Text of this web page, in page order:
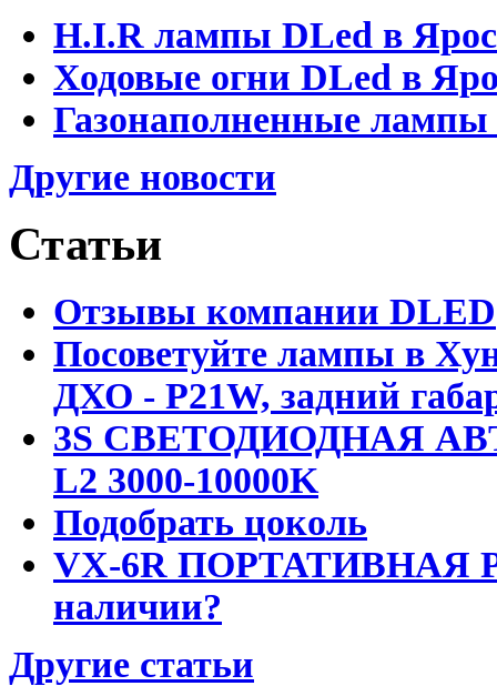
H.I.R лампы DLed в
Ходовые огни DLed в
Газонаполненные
Другие новости
Статьи
Отзывы компании DLED
Посоветуйте лампы в
ДХО - P21W, задний
3S СВЕТОДИОДНАЯ
L2 3000-10000K
Подобрать цоколь
VX-6R ПОРТАТИВНАЯ
наличии?
Другие статьи